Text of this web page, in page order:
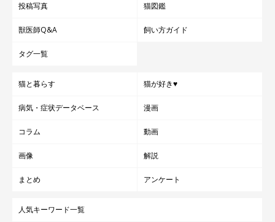
投稿写真 猫図鑑
獣医師Q&A 飼い方ガイド
タグ一覧
猫と暮らす 猫が好き♥
病気・症状データベース 漫画
コラム 動画
画像 解説
まとめ アンケート
人気キーワード一覧